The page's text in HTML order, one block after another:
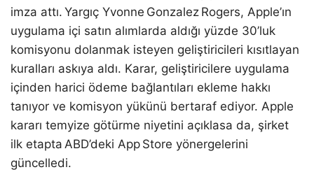
imza attı. Yargıç Yvonne Gonzalez Rogers, Apple’ın
uygulama içi satın alımlarda aldığı yüzde 30’luk
komisyonu dolanmak isteyen geliştiricileri kısıtlayan
kuralları askıya aldı. Karar, geliştiricilere uygulama
içinden harici ödeme bağlantıları ekleme hakkı
tanıyor ve komisyon yükünü bertaraf ediyor. Apple
kararı temyize götürme niyetini açıklasa da, şirket
ilk etapta ABD’deki App Store yönergelerini
güncelledi.